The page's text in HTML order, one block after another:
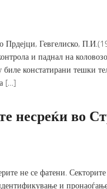
Гевгелиско,
и паднал на
констатирани тешки
[…]
несреќи во
не се фатени.
и